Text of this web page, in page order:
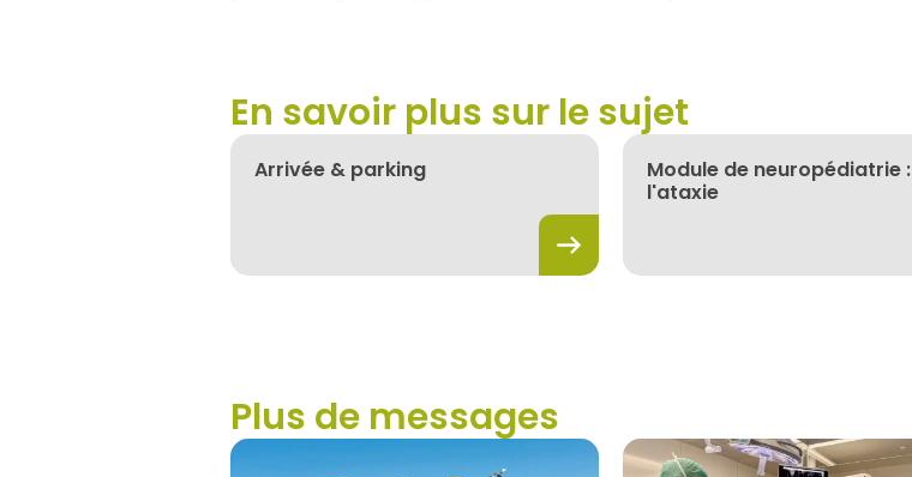
En savoir plus sur le sujet
Arrivée & parking
Module de neuropédiatrie :
l'ataxie
Plus de messages